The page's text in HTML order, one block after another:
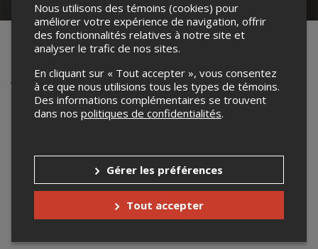
Basketball
Votre recherche n'a retourné aucun
résultat.
Nous utilisons des témoins (cookies) pour
améliorer votre expérience de navigation, offrir
des fonctionnalités relatives à notre site et
analyser le trafic de nos sites.
En cliquant sur « Tout accepter », vous consentez
à ce que nous utilisions tous les types de témoins.
Des informations complémentaires se trouvent
dans nos politiques de confidentialités.
Gérer les préférences
Tout accepter